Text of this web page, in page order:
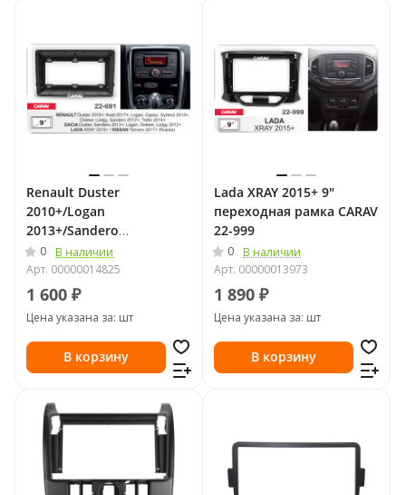
Renault Duster
2010+/Logan
2013+/Sandero
2012+/LADA Xray 2015+ 9"
переходная рамка CARAV
22-691
0
В наличии
Арт. 00000014825
1 600 ₽
Цена указана за: шт
В корзину
Lada XRAY 2015+ 9"
переходная рамка CARAV
22-999
0
В наличии
Арт. 00000013973
1 890 ₽
Цена указана за: шт
В корзину